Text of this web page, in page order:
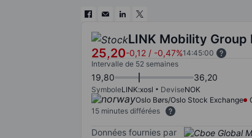
LINK Mobility Group
25,20-0,12 / -0,47%14:45:00
Intervalle de 52 semaines
19,80 36,20
SymboleLINK:xosl DeviseNOK
Oslo Børs/Oslo Stock Exchange
15 minutes différées
Données fournies par